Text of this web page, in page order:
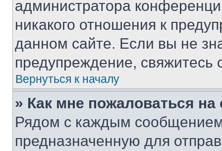
администратора
никакого отношения к
данном сайте. Если вы не
предупреждение,
Вернуться к началу
» Как мне пожаловаться
Рядом с каждым сообщением
предназначенную для